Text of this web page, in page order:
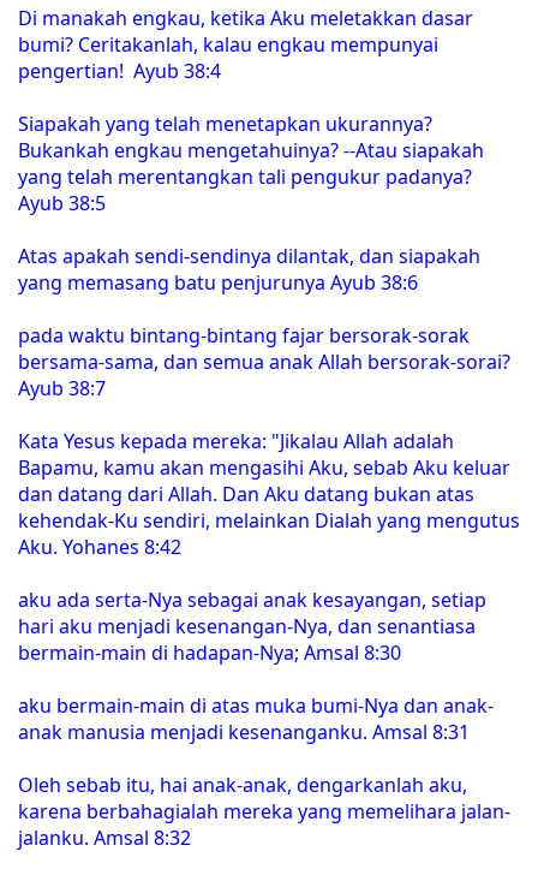
Di manakah engkau, ketika Aku meletakkan dasar
bumi? Ceritakanlah, kalau engkau mempunyai
pengertian! Ayub 38:4
Siapakah yang telah menetapkan ukurannya?
Bukankah engkau mengetahuinya? --Atau siapakah
yang telah merentangkan tali pengukur padanya?
Ayub 38:5
Atas apakah sendi-sendinya dilantak, dan siapakah
yang memasang batu penjurunya Ayub 38:6
pada waktu bintang-bintang fajar bersorak-sorak
bersama-sama, dan semua anak Allah bersorak-sorai?
Ayub 38:7
Kata Yesus kepada mereka: "Jikalau Allah adalah
Bapamu, kamu akan mengasihi Aku, sebab Aku keluar
dan datang dari Allah. Dan Aku datang bukan atas
kehendak-Ku sendiri, melainkan Dialah yang mengutus
Aku. Yohanes 8:42
aku ada serta-Nya sebagai anak kesayangan, setiap
hari aku menjadi kesenangan-Nya, dan senantiasa
bermain-main di hadapan-Nya; Amsal 8:30
aku bermain-main di atas muka bumi-Nya dan anak-
anak manusia menjadi kesenanganku. Amsal 8:31
Oleh sebab itu, hai anak-anak, dengarkanlah aku,
karena berbahagialah mereka yang memelihara jalan-
jalanku. Amsal 8:32